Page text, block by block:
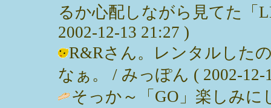
るか心配しながら見てた「
2002-12-13 21:27 )
R&Rさん。レンタルした
なぁ。 / みっぽん ( 2002-12-
そっか～「GO」楽しみ